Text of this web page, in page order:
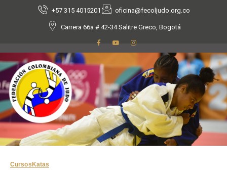
+57 315 4015201 oficina@fecoljudo.org.co
Carrera 66a # 42-34 Salitre Greco, Bogotá
Cursos Katas